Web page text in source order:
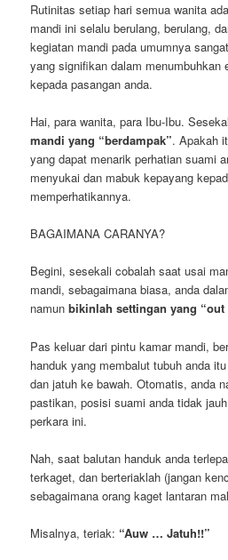
Rutinitas setiap hari semua wanita
mandi ini selalu berulang, berulang,
kegiatan mandi pada umumnya
yang signifikan dalam menumbuhkan
kepada pasangan anda.
Hai, para wanita, para Ibu-Ibu.
mandi yang “berdampak”. Apakah
yang dapat menarik perhatian suami
menyukai dan mabuk kepayang
memperhatikannya.
BAGAIMANA CARANYA?
Begini, sesekali cobalah saat usai
mandi, sebagaimana biasa, anda
namunbikinlah settingan yang “out
Pas keluar dari pintu kamar mandi,
handuk yang membalut tubuh anda
dan jatuh ke bawah. Otomatis, anda
pastikan, posisi suami anda tidak
perkara ini.
Nah, saat balutan handuk anda
terkaget, dan berteriaklah (jangan
sebagaimana orang kaget lantaran
Misalnya, teriak: “Auw … Jatuh!!”